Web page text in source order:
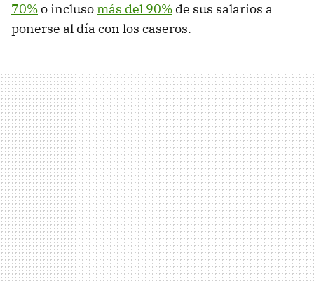
70%o inclusomás del 90% de sus salarios a
ponerse al día con los caseros.